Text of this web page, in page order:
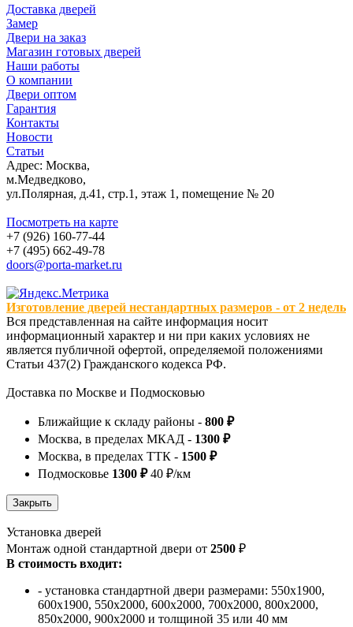
Доставка дверей
Замер
Двери на заказ
Магазин готовых дверей
Наши работы
О компании
Двери оптом
Гарантия
Контакты
Новости
Статьи
Адрес: Москва,
м.Медведково,
ул.Полярная, д.41, стр.1, этаж 1, помещение № 20
Посмотреть на карте
+7 (926) 160-77-44
+7 (495) 662-49-78
doors@porta-market.ru
Изготовление дверей нестандартных размеров - от 2 недель
Вся представленная на сайте информация носит
информационный характер и ни при каких условиях не
является публичной офертой, определяемой положениями
Статьи 437(2) Гражданского кодекса РФ.
Доставка по Москве и Подмосковью
Ближайщие к складу районы - 800 ₽
Москва, в пределах МКАД - 1300 ₽
Москва, в пределах ТТК - 1500 ₽
Подмосковье 1300 ₽40 ₽/км
Установка дверей
Монтаж одной стандартной двери от 2500 ₽
В стоимость входит:
- установка стандартной двери размерами: 550х1900,
600х1900, 550х2000, 600х2000, 700х2000, 800х2000,
850х2000, 900х2000 и толщиной 35 или 40 мм